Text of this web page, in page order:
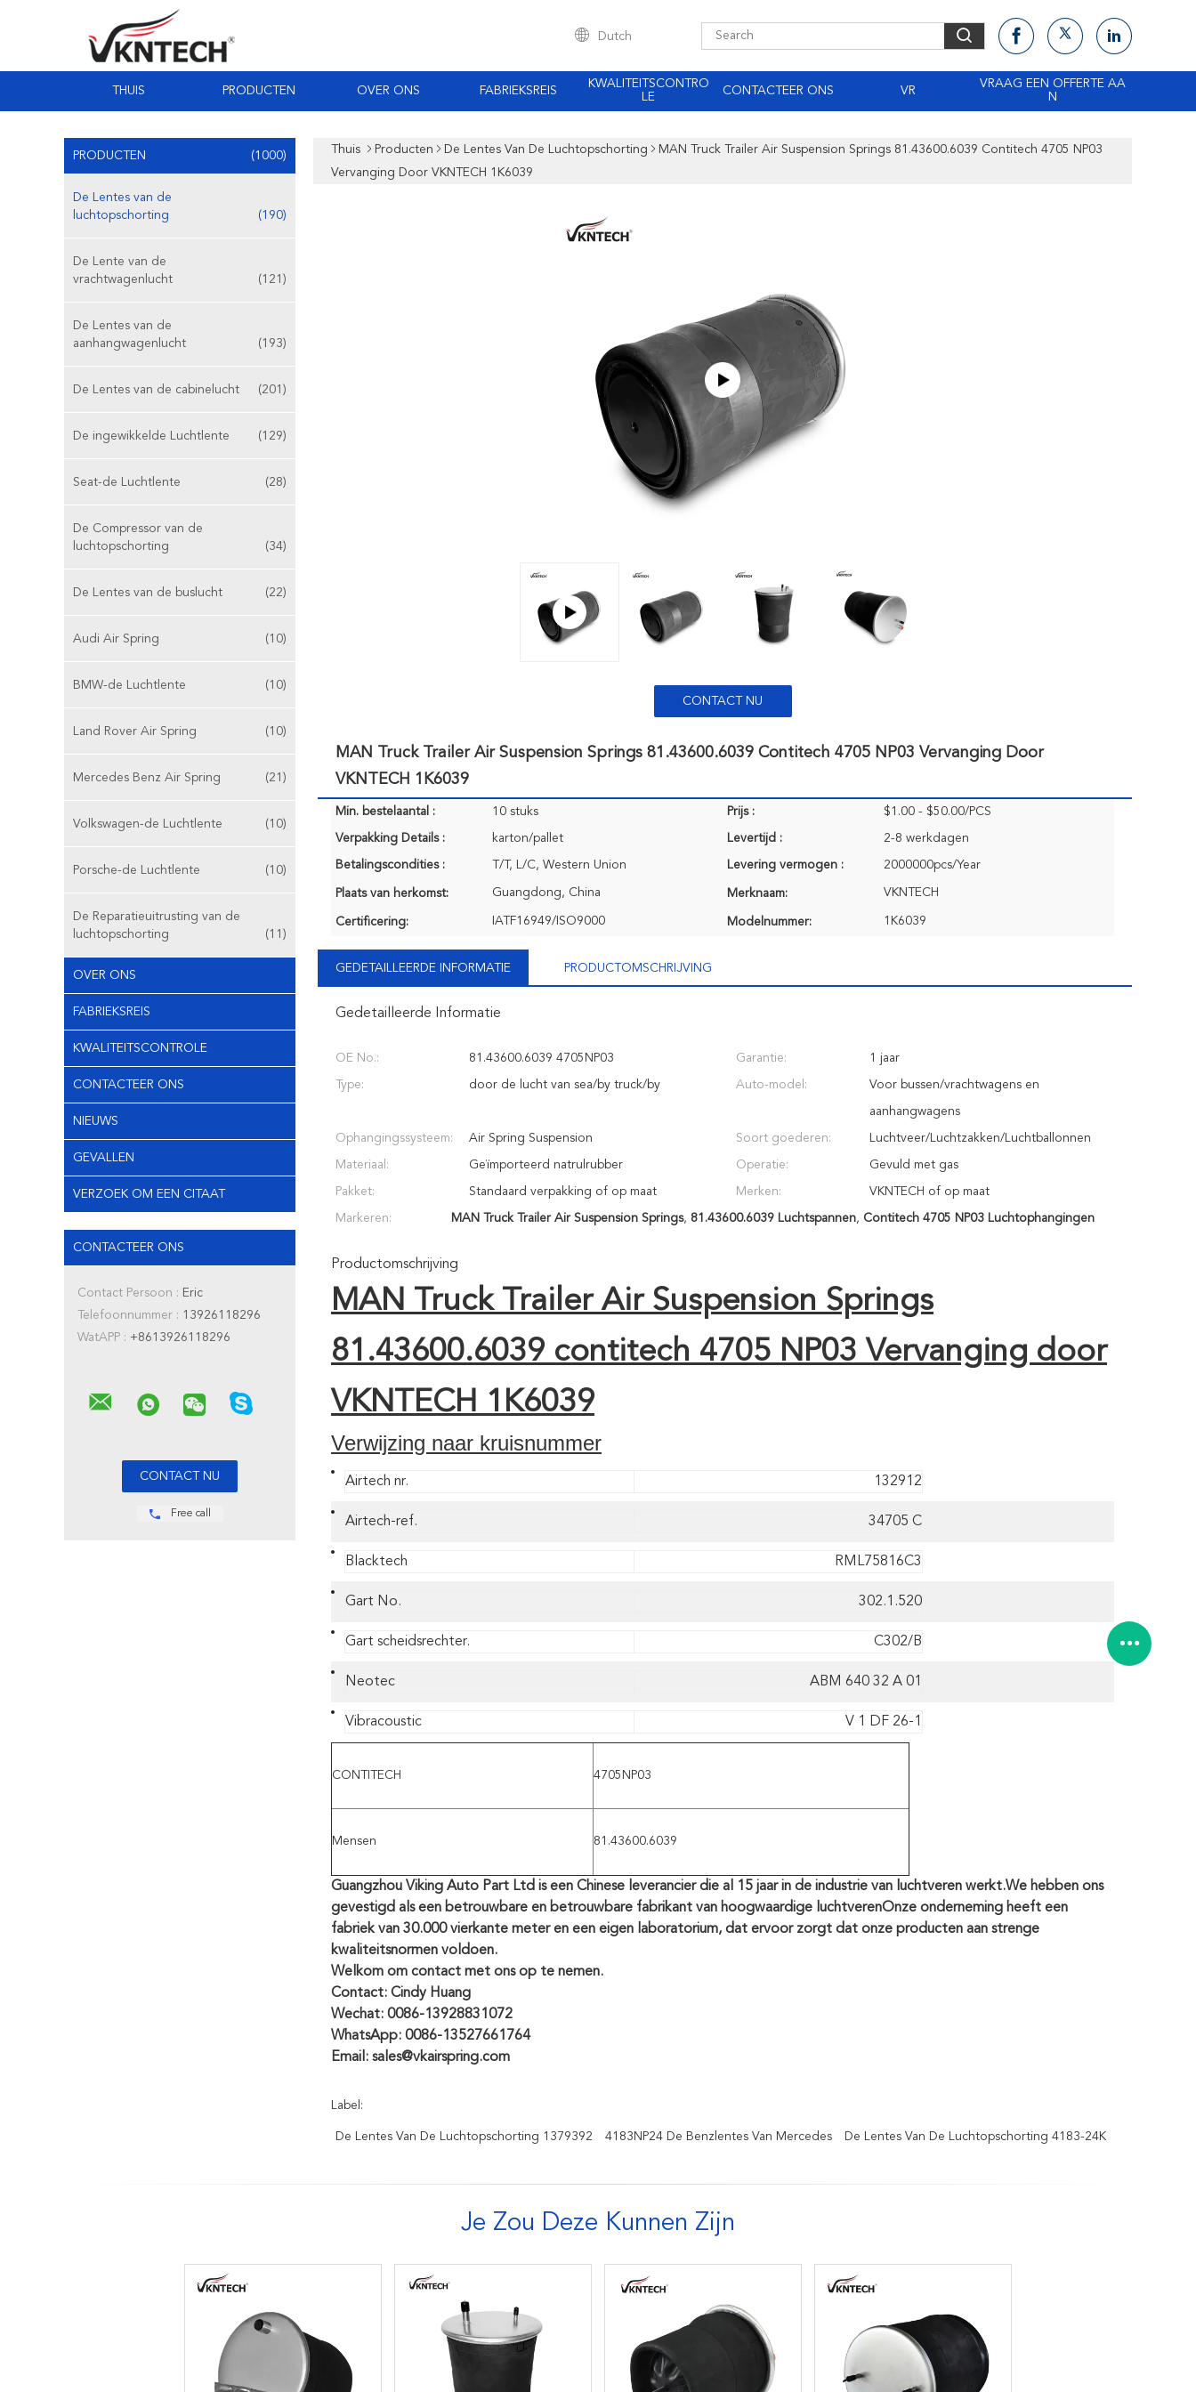
Dutch
THUIS PRODUCTEN OVER ONS FABRIEKSREIS
KWALITEITSCONTRO
LE
CONTACTEER ONS VR
VRAAG EEN OFFERTE AA
N
PRODUCTEN (1000)
De Lentes van de
luchtopschorting
(190)
De Lente van de
vrachtwagenlucht
(121)
De Lentes van de
aanhangwagenlucht
(193)
De Lentes van de cabinelucht (201)
De ingewikkelde Luchtlente (129)
Seat-de Luchtlente (28)
De Compressor van de
luchtopschorting
(34)
De Lentes van de buslucht (22)
Audi Air Spring (10)
BMW-de Luchtlente (10)
Land Rover Air Spring (10)
Mercedes Benz Air Spring (21)
Volkswagen-de Luchtlente (10)
Porsche-de Luchtlente (10)
De Reparatieuitrusting van de
luchtopschorting
(11)
OVER ONS
FABRIEKSREIS
KWALITEITSCONTROLE
CONTACTEER ONS
NIEUWS
GEVALLEN
VERZOEK OM EEN CITAAT
CONTACTEER ONS
Contact Persoon : Eric
Telefoonnummer : 13926118296
WatAPP : +8613926118296
Free call
Thuis Producten De Lentes Van De Luchtopschorting
MAN Truck Trailer Air Suspension Springs 81.43600.6039 Contitech 4705 NP03
Vervanging Door VKNTECH 1K6039
CONTACT NU
MAN Truck Trailer Air Suspension Springs 81.43600.6039 Contitech 4705 NP03 Vervanging Door
VKNTECH 1K6039
Min. bestelaantal : 10 stuks Prijs : $1.00 - $50.00/PCS
Verpakking Details : karton/pallet Levertijd : 2-8 werkdagen
Betalingscondities : T/T, L/C, Western Union Levering vermogen : 2000000pcs/Year
Plaats van herkomst: Guangdong, China Merknaam: VKNTECH
Certificering: IATF16949/ISO9000 Modelnummer: 1K6039
GEDETAILLEERDE INFORMATIE PRODUCTOMSCHRIJVING
Gedetailleerde Informatie
OE No.: 81.43600.6039 4705NP03 Garantie: 1 jaar
Type: door de lucht van sea/by truck/by Auto-model: Voor bussen/vrachtwagens en
aanhangwagens
Ophangingssysteem: Air Spring Suspension Soort goederen: Luchtveer/Luchtzakken/Luchtballonnen
Materiaal: Geïmporteerd natrulrubber Operatie: Gevuld met gas
Pakket: Standaard verpakking of op maat Merken: VKNTECH of op maat
Markeren: MAN Truck Trailer Air Suspension Springs, 81.43600.6039 Luchtspannen, Contitech 4705 NP03 Luchtophangingen
Productomschrijving
MAN Truck Trailer Air Suspension Springs
81.43600.6039 contitech 4705 NP03 Vervanging door
VKNTECH 1K6039
Verwijzing naar kruisnummer
Airtech nr. 132912
Airtech-ref. 34705 C
Blacktech RML75816C3
Gart No. 302.1.520
Gart scheidsrechter. C302/B
Neotec ABM 640 32 A 01
Vibracoustic V 1 DF 26-1
CONTITECH 4705NP03
Mensen 81.43600.6039
Guangzhou Viking Auto Part Ltd is een Chinese leverancier die al 15 jaar in de industrie van luchtveren werkt.We hebben ons
gevestigd als een betrouwbare en betrouwbare fabrikant van hoogwaardige luchtverenOnze onderneming heeft een
fabriek van 30.000 vierkante meter en een eigen laboratorium, dat ervoor zorgt dat onze producten aan strenge
kwaliteitsnormen voldoen.
Welkom om contact met ons op te nemen.
Contact: Cindy Huang
Wechat: 0086-13928831072
WhatsApp: 0086-13527661764
Email: sales@vkairspring.com
Label:
De Lentes Van De Luchtopschorting 1379392 4183NP24 De Benzlentes Van Mercedes De Lentes Van De Luchtopschorting 4183-24K
Je Zou Deze Kunnen Zijn